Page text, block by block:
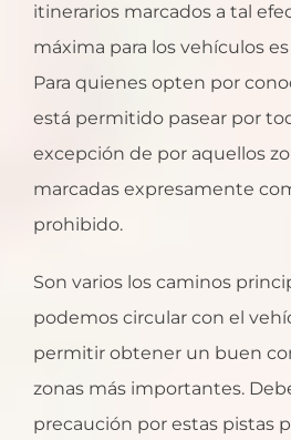
itinerarios marcados a tal
máxima para los vehículos
Para quienes opten por
está permitido pasear por
excepción de por aquellos
marcadas expresamente
prohibido.
Son varios los caminos
podemos circular con el
permitir obtener un buen
zonas más importantes.
precaución por estas pistas